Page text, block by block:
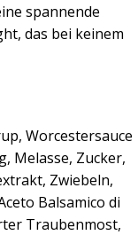
spannende
das bei keinem
Worcestersauce
Melasse, Zucker,
Zwiebeln,
Balsamico di
Traubenmost,